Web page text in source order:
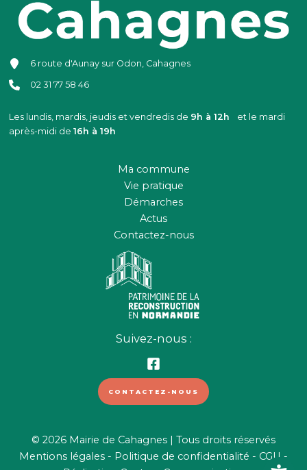
6 route d'Aunay sur Odon, Cahagnes
02 31 77 58 46
Les lundis, mardis, jeudis et vendredis de 9h à 12h et le mardi
après-midi de16h à 19h
Ma commune
Vie pratique
Démarches
Actus
Contactez-nous
Suivez-nous :
CONTACTEZ-NOUS
© 2026 Mairie de Cahagnes | Tous droits réservés
Mentions légales - Politique de confidentialité - CGU -